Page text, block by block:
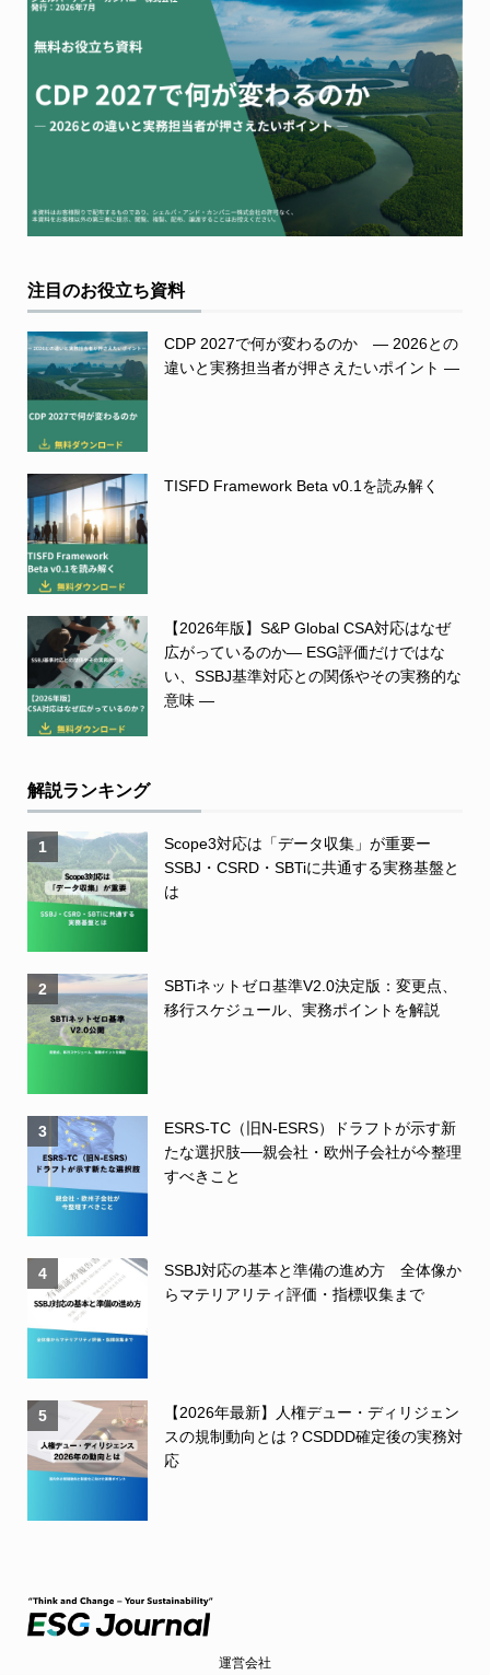
注目のお役立ち資料
CDP 2027で何が変わるのか ― 2026との
違いと実務担当者が押さえたいポイント ―
TISFD Framework Beta v0.1を読み解く
【2026年版】S&P Global CSA対応はなぜ
広がっているのか― ESG評価だけではな
い、SSBJ基準対応との関係やその実務的な
意味 ―
解説ランキング
1
Scope3対応は「データ収集」が重要ー
SSBJ・CSRD・SBTiに共通する実務基盤と
は
2
SBTiネットゼロ基準V2.0決定版：変更点、
移行スケジュール、実務ポイントを解説
3
ESRS-TC（旧N-ESRS）ドラフトが示す新
たな選択肢──親会社・欧州子会社が今整理
すべきこと
4
SSBJ対応の基本と準備の進め方 全体像か
らマテリアリティ評価・指標収集まで
5
【2026年最新】人権デュー・ディリジェン
スの規制動向とは？CSDDD確定後の実務対
応
運営会社